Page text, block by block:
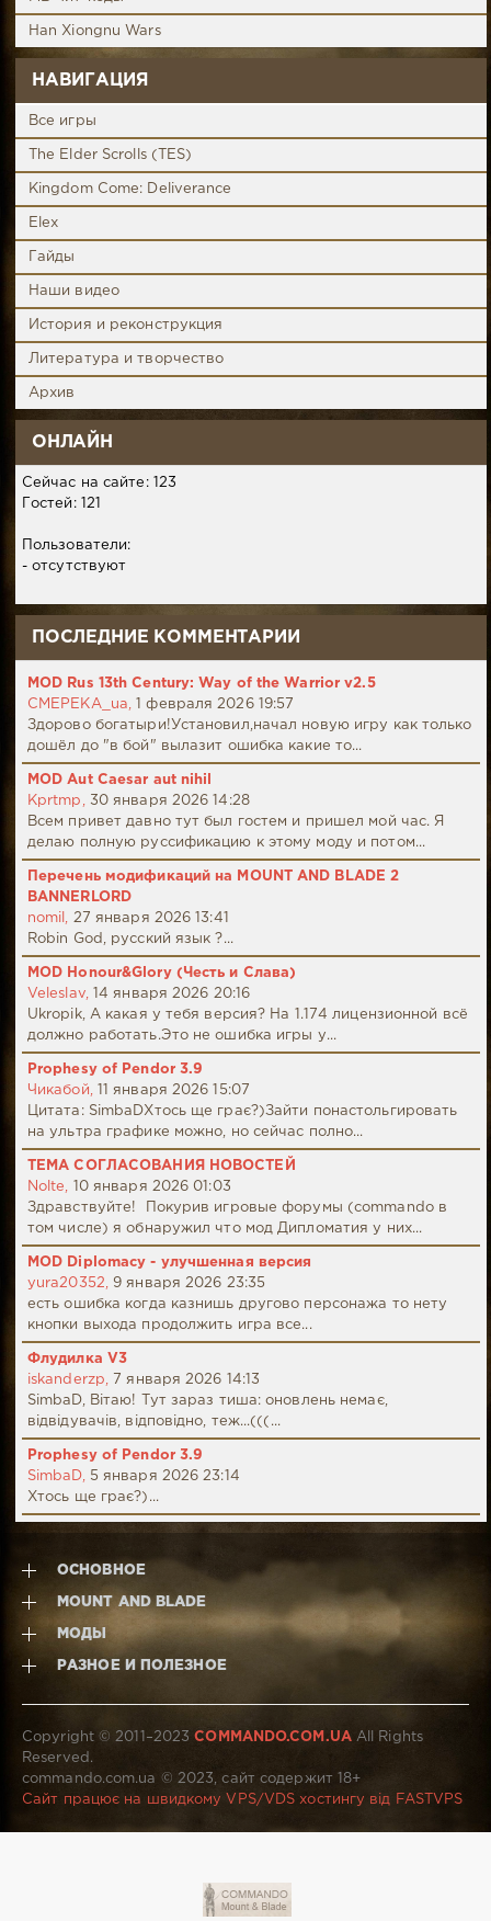
Han Xiongnu Wars
НАВИГАЦИЯ
Все игры
The Elder Scrolls (TES)
Kingdom Come: Deliverance
Elex
Гайды
Наши видео
История и реконструкция
Литература и творчество
Архив
ОНЛАЙН
Сейчас на сайте: 123
Гостей: 121
Пользователи:
- отсутствуют
ПОСЛЕДНИЕ КОММЕНТАРИИ
MOD Rus 13th Century: Way of the Warrior v2.5
CMEPEKA_ua,
1 февраля 2026 19:57
Здорово богатыри!Установил,начал новую игру как только
дошёл до "в бой" вылазит ошибка какие то...
MOD Aut Caesar aut nihil
Kprtmp, 30 января 2026 14:28
Всем привет давно тут был гостем и пришел мой час. Я
делаю полную руссификацию к этому моду и потом...
Перечень модификаций на MOUNT AND BLADE 2
BANNERLORD
nomil, 27 января 2026 13:41
Robin God, русский язык ?...
MOD Honour&Glory (Честь и Слава)
Veleslav,
14 января 2026 20:16
Ukropik, А какая у тебя версия? На 1.174 лицензионной всё
должно работать.Это не ошибка игры у...
Prophesy of Pendor 3.9
Чикабой,
11 января 2026 15:07
Цитата: SimbaDХтось ще грає?)Зайти понастольгировать
на ультра графике можно, но сейчас полно...
ТЕМА СОГЛАСОВАНИЯ НОВОСТЕЙ
Nolte,
10 января 2026 01:03
Здравствуйте! Покурив игровые форумы (commando в
том числе) я обнаружил что мод Дипломатия у них...
MOD Diplomacy - улучшенная версия
yura20352, 9 января 2026 23:35
есть ошибка когда казнишь другово персонажа то нету
кнопки выхода продолжить игра все...
Флудилка V3
iskanderzp, 7 января 2026 14:13
SimbaD, Вітаю! Тут зараз тиша: оновлень немає,
відвідувачів, відповідно, теж...(((...
Prophesy of Pendor 3.9
SimbaD, 5 января 2026 23:14
Хтось ще грає?)...
ОСНОВНОЕ
MOUNT AND BLADE
МОДЫ
РАЗНОЕ И ПОЛЕЗНОЕ
Copyright © 2011–2023COMMANDO.COM.UAAll Rights
Reserved.
commando.com.ua © 2023, сайт содержит 18+
Сайт працює на швидкому VPS/VDS хостингу від FASTVPS